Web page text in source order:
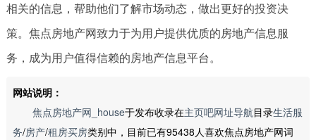
相关的信息，帮助他们了解市场动态，做出更好的投资决
策。焦点房地产网致力于为用户提供优质的房地产信息服
务，成为用户值得信赖的房地产信息平台。
网站说明：
焦点房地产网_house于发布收录在主页吧网址导航目录生活服
务/房产/租房买房类别中，目前已有95438人喜欢焦点房地产网词